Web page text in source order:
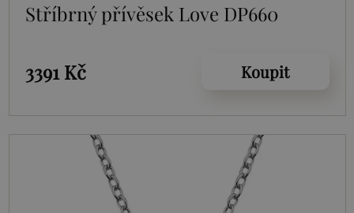
Stříbrný přívěsek Love DP660
3391 Kč Koupit